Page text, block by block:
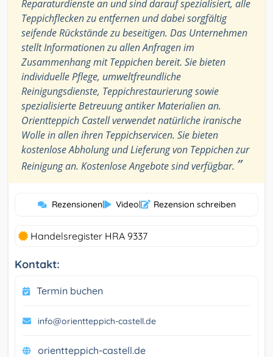
Reparaturdienste an und sind darauf spezialisiert, alle
Teppichflecken zu entfernen und dabei sorgfältig
seifende Rückstände zu beseitigen. Das Unternehmen
stellt Informationen zu allen Anfragen im
Zusammenhang mit Teppichen bereit. Sie bieten
individuelle Pflege, umweltfreundliche
Reinigungsdienste, Teppichrestaurierung sowie
spezialisierte Betreuung antiker Materialien an.
Orientteppich Castell verwendet natürliche iranische
Wolle in allen ihren Teppichservicen. Sie bieten
kostenlose Abholung und Lieferung von Teppichen zur
Reinigung an. Kostenlose Angebote sind verfügbar. ”
Rezensionen| Video| Rezension schreiben
Handelsregister HRA 9337
Kontakt:
Termin buchen
info@orientteppich-castell.de
orientteppich-castell.de